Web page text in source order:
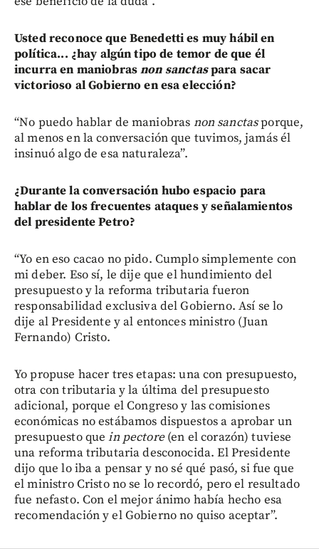
Usted reconoce que Benedetti es muy hábil en
política... ¿hay algún tipo de temor de que él
incurra en maniobrasnon sanctaspara sacar
victorioso al Gobierno en esa elección?
“No puedo hablar de maniobras non sanctasporque,
al menos en la conversación que tuvimos, jamás él
insinuó algo de esa naturaleza”.
¿Durante la conversación hubo espacio para
hablar de los frecuentes ataques y señalamientos
del presidente Petro?
“Yo en eso cacao no pido. Cumplo simplemente con
mi deber. Eso sí, le dije que el hundimiento del
presupuesto y la reforma tributaria fueron
responsabilidad exclusiva del Gobierno. Así se lo
dije al Presidente y al entonces ministro (Juan
Fernando) Cristo.
Yo propuse hacer tres etapas: una con presupuesto,
otra con tributaria y la última del presupuesto
adicional, porque el Congreso y las comisiones
económicas no estábamos dispuestos a aprobar un
presupuesto quein pectore(en el corazón) tuviese
una reforma tributaria desconocida. El Presidente
dijo que lo iba a pensar y no sé qué pasó, si fue que
el ministro Cristo no se lo recordó, pero el resultado
fue nefasto. Con el mejor ánimo había hecho esa
recomendación y el Gobierno no quiso aceptar”.